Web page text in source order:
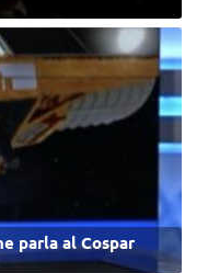
parla al Cospar